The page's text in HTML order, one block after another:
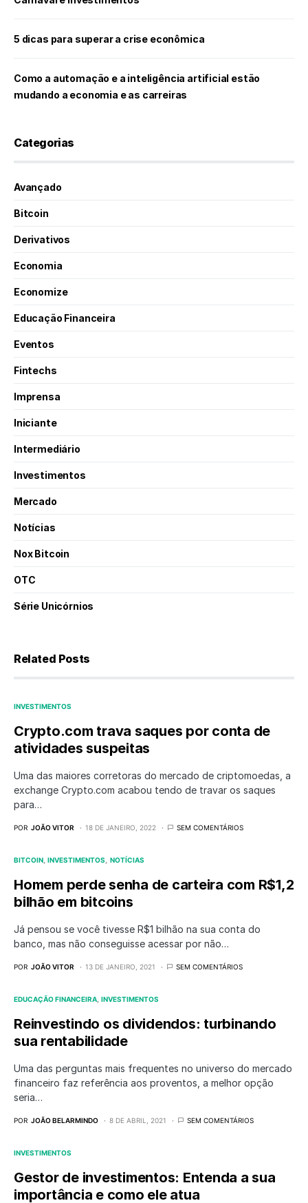
5 dicas para superar a crise econômica
Como a automação e a inteligência artificial estão
mudando a economia e as carreiras
Categorias
Avançado
Bitcoin
Derivativos
Economia
Economize
Educação Financeira
Eventos
Fintechs
Imprensa
Iniciante
Intermediário
Investimentos
Mercado
Notícias
Nox Bitcoin
OTC
Série Unicórnios
Related Posts
INVESTIMENTOS
Crypto.com trava saques por conta de
atividades suspeitas
Uma das maiores corretoras do mercado de criptomoedas, a
exchange Crypto.com acabou tendo de travar os saques
para…
POR JOÃO VITOR 18 DE JANEIRO, 2022 SEM COMENTÁRIOS
BITCOIN INVESTIMENTOS NOTÍCIAS
Homem perde senha de carteira com R$1,2
bilhão em bitcoins
Já pensou se você tivesse R$1 bilhão na sua conta do
banco, mas não conseguisse acessar por não…
POR JOÃO VITOR 13 DE JANEIRO, 2021 SEM COMENTÁRIOS
EDUCAÇÃO FINANCEIRA INVESTIMENTOS
Reinvestindo os dividendos: turbinando
sua rentabilidade
Uma das perguntas mais frequentes no universo do mercado
financeiro faz referência aos proventos, a melhor opção
seria…
POR JOÃO BELARMINDO 8 DE ABRIL, 2021 SEM COMENTÁRIOS
INVESTIMENTOS
Gestor de investimentos: Entenda a sua
importância e como ele atua